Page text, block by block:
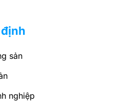
sản
nghiệp